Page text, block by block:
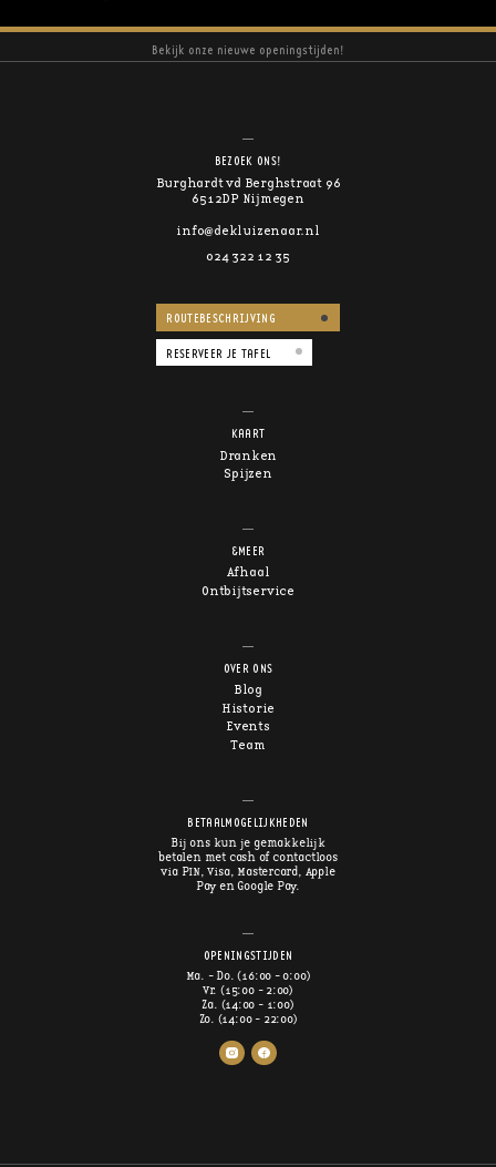
Bekijk onze nieuwe openingstijden!
BEZOEK ONS!
Burghardt vd Berghstraat 96
6512DP Nijmegen
info@dekluizenaar.nl
024 322 12 35
ROUTEBESCHRIJVING
RESERVEER JE TAFEL
KAART
Dranken
Spijzen
&MEER
Afhaal
Ontbijtservice
OVER ONS
Blog
Historie
Events
Team
BETAALMOGELIJKHEDEN
Bij ons kun je gemakkelijk
betalen met cash of contactloos
via PIN, Visa, Mastercard, Apple
Pay en Google Pay.
OPENINGSTIJDEN
Ma. - Do. (16:00 - 0:00)
Vr. (15:00 - 2:00)
Za. (14:00 - 1:00)
Zo. (14:00 - 22:00)